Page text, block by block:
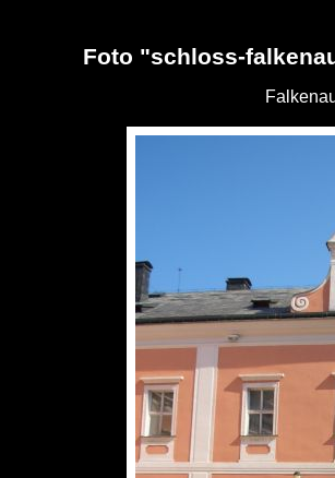
Foto "schloss-